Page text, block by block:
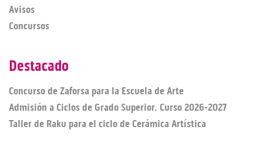
Avisos
Concursos
Destacado
Concurso de Zaforsa para la Escuela de Arte
Admisión a Ciclos de Grado Superior. Curso 2026-2027
Taller de Raku para el ciclo de Cerámica Artística